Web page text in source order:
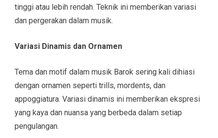
tinggi atau lebih rendah. Teknik ini memberikan variasi
dan pergerakan dalam musik.
Variasi Dinamis dan Ornamen
Tema dan motif dalam musik Barok sering kali dihiasi
dengan ornamen seperti trills, mordents, dan
appoggiatura. Variasi dinamis ini memberikan ekspresi
yang kaya dan nuansa yang berbeda dalam setiap
pengulangan.